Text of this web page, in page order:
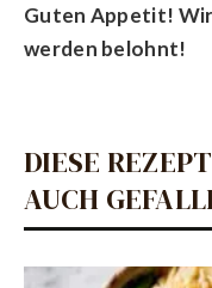
Guten Appetit! Wir
werden belohnt!
DIESE
AUCH